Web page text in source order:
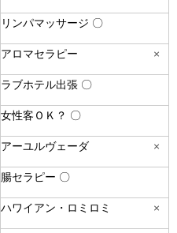
リンパマッサージ 〇
アロマセラピー ×
ラブホテル出張 〇
女性客ＯＫ？ 〇
アーユルヴェーダ ×
腸セラピー 〇
ハワイアン・ロミロミ ×